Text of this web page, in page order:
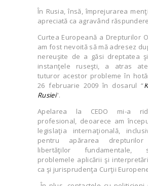
În Rusia, însă, împrejurarea
apreciată ca agravând
Curtea Europeană a Drepturilor
am fost nevoită să mă adresez
nereuşite de a găsi dreptatea
instanţele ruseşti, a atras
tuturor acestor probleme în
26 februarie 2009 în dosarul “
Rusiei”.
Apelarea la CEDO mi-a
profesional, deoarece am
legislaţia internaţională,
pentru apărarea
libertăţilor fundamentale,
problemele aplicării şi
ca şi jurisprudenţa Curţii